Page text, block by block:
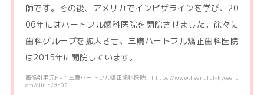
師です。その後、アメリカでインビザラインを学び、20
06年にはハートフル歯科医院を開院させました。徐々に
歯科グループを拡大させ、三鷹ハートフル矯正歯科医院
は2015年に開院しています。
画像引用元HP：三鷹ハートフル矯正歯科医院 https://www.heartful-kyosei.c
om/clinic/#a02